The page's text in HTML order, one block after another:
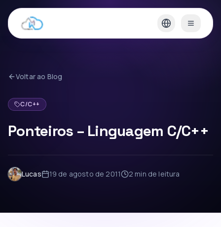
Voltar ao Blog
C/C++
Ponteiros – Linguagem C/C++
Lucas 19 de agosto de 2011 2 min de leitura